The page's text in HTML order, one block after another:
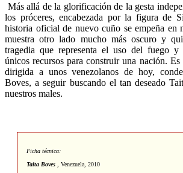
Más allá de la glorificación de la gesta
los próceres, encabezada por la figura de
historia oficial de nuevo cuño se empeña en
muestra otro lado mucho más oscuro y
tragedia que representa el uso del fuego y
únicos recursos para construir una nación. Es
dirigida a unos venezolanos de hoy,
Boves, a seguir buscando el tan deseado
nuestros males.
Ficha técnica:
Taita Boves
Venezuela, 2010